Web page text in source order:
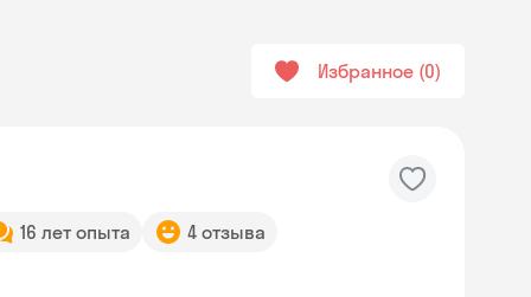
Избранное 0
16 лет опыта 4 отзыва